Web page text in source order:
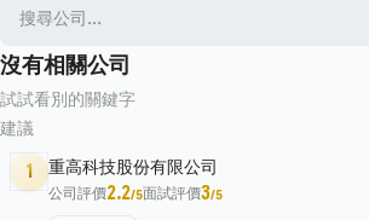
沒有相關公司
試試看別的關鍵字
建議
1 重高科技股份有限公司
公司評價2.2/5面試評價3/5